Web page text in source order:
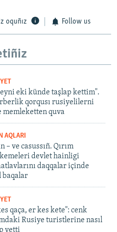
oquñız Follow us
eki künde taşlap kettim".
qorqusı rusiyelilerni
memleketten quva
AQLARI
– ve casussıñ. Qırım
devlet hainligi
daqqalar içinde
baqalar
qaça, er kes kete": cenk
Rusiye turistlerine nasıl
yetti